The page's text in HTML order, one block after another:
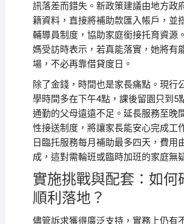
訊落差而錯失。新政策建議由地方政
籍資料，直接將補助款匯入帳戶，並
輔導員制度，協助家庭銜接托育資源
媽受訪時表示，若真能落實，她將有
場，不必再靠借貸度日。
除了金錢，時間也是家長痛點。現行
學時間多在下午4點，課後留園只到5
通勤的父母遠遠不足。延長服務至晚
性接送制度，將讓家長能安心完成工
日臨托服務每月補助最多四天，費用
成，這對需輪班或臨時加班的家庭無
實施挑戰與配套：如何
順利落地？
儘管訴求獲得廣泛支持，實務上仍有